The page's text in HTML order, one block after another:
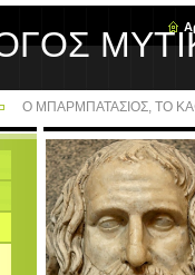
Ο ΜΠΑΡΜΠΑΤΑΣΙΟΣ, ΤΟ